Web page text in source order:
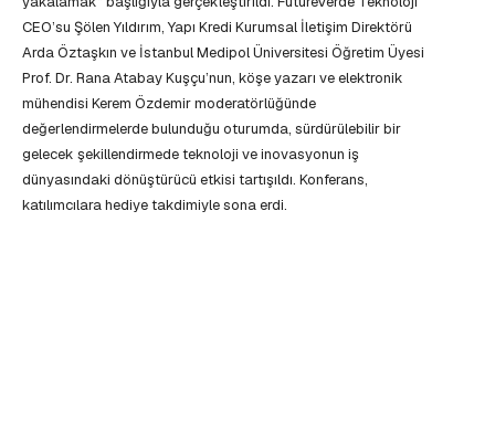
CEO’su Şölen Yıldırım, Yapı Kredi Kurumsal İletişim Direktörü
Arda Öztaşkın ve İstanbul Medipol Üniversitesi Öğretim Üyesi
Prof. Dr. Rana Atabay Kuşçu’nun, köşe yazarı ve elektronik
mühendisi Kerem Özdemir moderatörlüğünde
değerlendirmelerde bulunduğu oturumda, sürdürülebilir bir
gelecek şekillendirmede teknoloji ve inovasyonun iş
dünyasındaki dönüştürücü etkisi tartışıldı. Konferans,
katılımcılara hediye takdimiyle sona erdi.